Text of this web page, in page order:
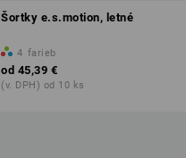
Šortky e.s.motion, letné
4 farieb
od 45,39 €
(v. DPH) od 10 ks